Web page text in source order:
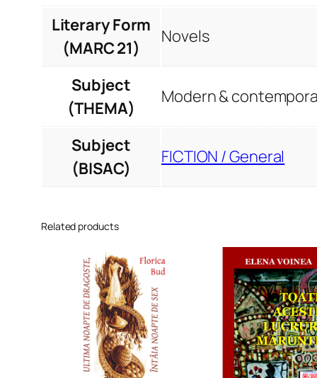
Literary Form
(MARC 21)
Novels
Subject
(THEMA)
Modern &
Subject
(BISAC)
FICTION / General
Related products